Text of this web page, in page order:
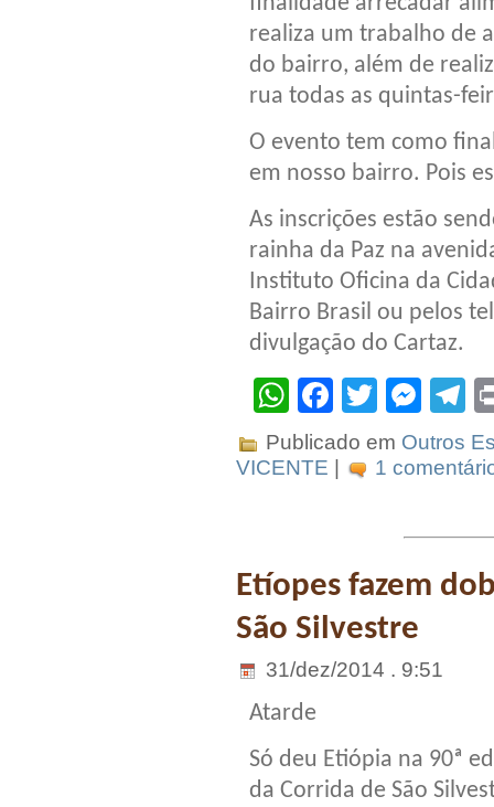
realiza um trabalho de
do bairro, além de
rua todas as quintas-
O evento tem como
em nosso bairro. Pois
As inscrições estão
rainha da Paz na
Instituto Oficina da
Bairro Brasil ou pelos
divulgação do Cartaz.
WhatsApp
Facebook
Twitter
Publicado em Outros
VICENTE
1
Etíopes fazem
São Silvestre
31/dez/2014 . 9:51
Atarde
Só deu Etiópia na 90ª
da Corrida de São